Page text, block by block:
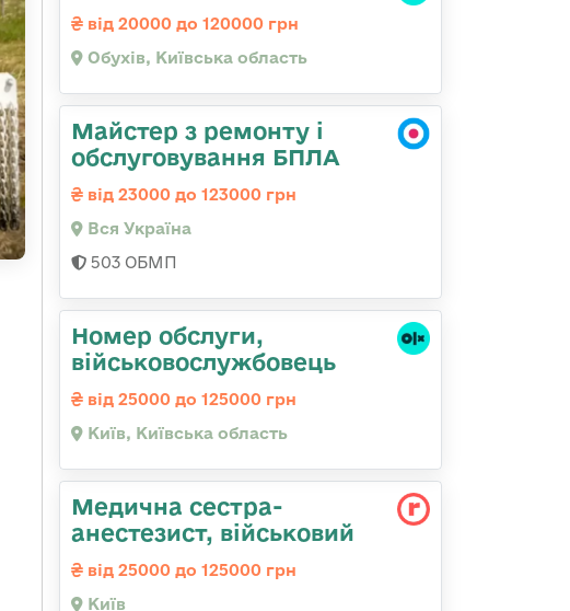
від 20000 до 120000 грн
Обухів, Київська область
Майстер з ремонту і
обслуговування БПЛА
від 23000 до 123000 грн
Вся Україна
503 ОБМП
Номер обслуги,
військовослужбовець
від 25000 до 125000 грн
Київ, Київська область
Медична сестpа-
анестезист, військовий
від 25000 до 125000 грн
Київ